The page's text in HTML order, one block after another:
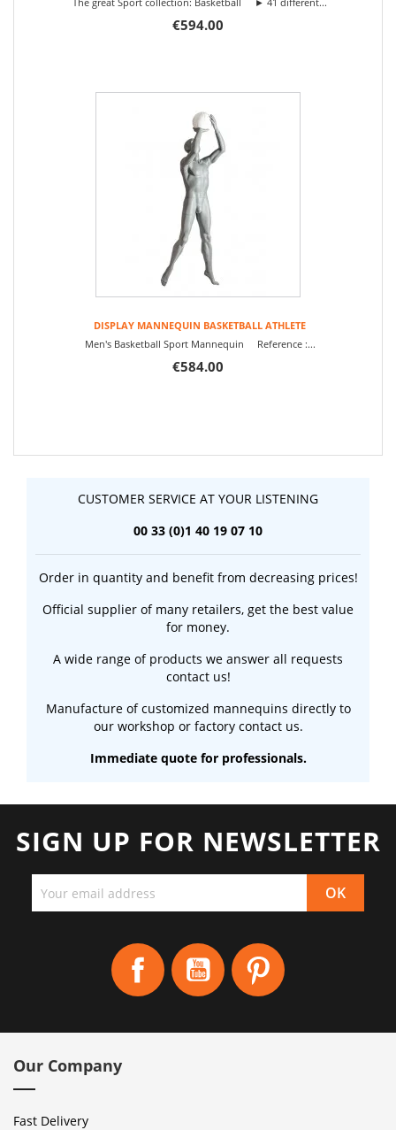
€594.00
DISPLAY MANNEQUIN BASKETBALL ATHLETE
Men's Basketball Sport Mannequin Reference :...
€584.00
CUSTOMER SERVICE AT YOUR LISTENING
00 33 (0)1 40 19 07 10
Order in quantity and benefit from decreasing prices!
Official supplier of many retailers, get the best value
for money.
A wide range of products we answer all requests
contact us!
Manufacture of customized mannequins directly to
our workshop or factory contact us.
Immediate quote for professionals.
SIGN UP FOR NEWSLETTER
Facebook YouTube
Our Company
Fast Delivery